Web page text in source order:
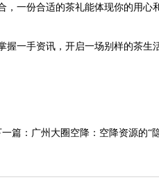
一份合适的茶礼能体现你的用心
一手资讯，开启一场别样的茶生
篇： 广州大圈空降‌：空降资源的“